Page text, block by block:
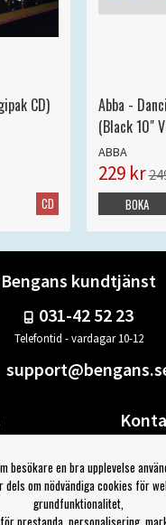
CD)
CD
Abba -
(Black 10"
ABBA
229 kr
BOKA
Bengans kundtjänst
031-42 52 23
Telefontid - vardagar 10-12
Din sida
Logga ut
besökare en bra upplevelse
dels om nödvändiga cookies för
grundfunktionalitet,
prestanda, personalisering,